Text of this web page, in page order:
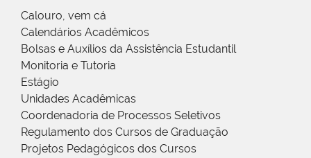
Calouro, vem cá
Calendários Acadêmicos
Bolsas e Auxílios da Assistência Estudantil
Monitoria e Tutoria
Estágio
Unidades Acadêmicas
Coordenadoria de Processos Seletivos
Regulamento dos Cursos de Graduação
Projetos Pedagógicos dos Cursos